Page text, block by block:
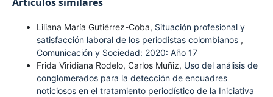
Liliana María Gutiérrez-Coba, Situación profesional y
satisfacción laboral de los periodistas colombianos ,
Comunicación y Sociedad: 2020: Año 17
Frida Viridiana Rodelo, Carlos Muñiz, Uso del análisis de
conglomerados para la detección de encuadres
noticiosos en el tratamiento periodístico de la Iniciativa